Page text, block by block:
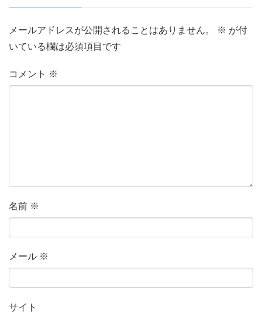
メールアドレスが公開されることはありません。 ※ が付
いている欄は必須項目です
コメント ※
名前 ※
メール ※
サイト